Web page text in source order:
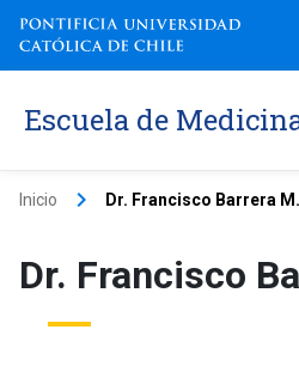
Escuela de
Inicio keyboard_arrow_right Dr. Francisco Barrera M.
Dr. Francisco